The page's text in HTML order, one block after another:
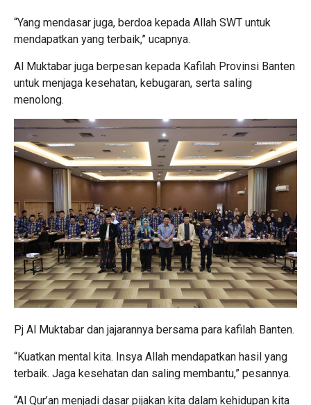
“Yang mendasar juga, berdoa kepada Allah SWT untuk
mendapatkan yang terbaik,” ucapnya.
Al Muktabar juga berpesan kepada Kafilah Provinsi Banten
untuk menjaga kesehatan, kebugaran, serta saling
menolong.
Pj Al Muktabar dan jajarannya bersama para kafilah Banten.
“Kuatkan mental kita. Insya Allah mendapatkan hasil yang
terbaik. Jaga kesehatan dan saling membantu,” pesannya.
“Al Qur’an menjadi dasar pijakan kita dalam kehidupan kita